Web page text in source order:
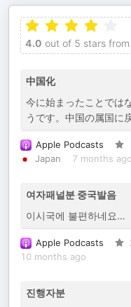
4.0 out of 5 stars from
中国化
今に始まったことでは
うです。中国の属国に
Apple Podcasts
Japan
7 months ago
여자패널분 중국발음
이시국에 불편하네요…
Apple Podcasts
10 months ago
진행자분